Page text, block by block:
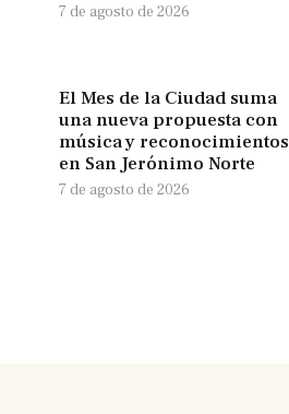
7 de agosto de 2026
El Mes de la Ciudad suma
una nueva propuesta con
música y reconocimientos
en San Jerónimo Norte
7 de agosto de 2026